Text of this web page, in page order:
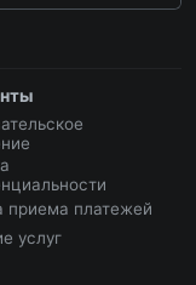
приема платежей
услуг